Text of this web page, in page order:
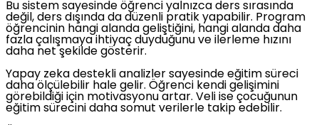
Bu sistem sayesinde öğrenci yalnızca ders sırasında
değil, ders dışında da düzenli pratik yapabilir. Program
öğrencinin hangi alanda geliştiğini, hangi alanda daha
fazla çalışmaya ihtiyaç duyduğunu ve ilerleme hızını
daha net şekilde gösterir.
Yapay zeka destekli analizler sayesinde eğitim süreci
daha ölçülebilir hale gelir. Öğrenci kendi gelişimini
görebildiği için motivasyonu artar. Veli ise çocuğunun
eğitim sürecini daha somut verilerle takip edebilir.